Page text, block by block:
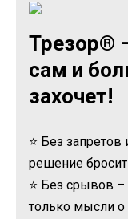
Трезор®
сам и
захочет!
⭐ Без
решение
⭐ Без срывов –
только мысли